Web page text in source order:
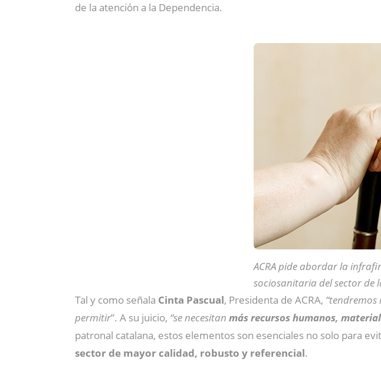
de la atención a la Dependencia.
ACRA pide abordar la
sociosanitaria del sector de
Tal y como señala Cinta Pascual, Presidenta de ACRA,
permitir”. A su juicio, “se necesitan más recursos humanos,
patronal catalana, estos elementos son esenciales no solo para
sector de mayor calidad, robusto y referencial.